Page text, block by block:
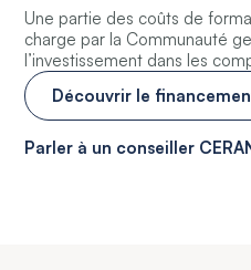
Une partie des coûts de
charge par la Communauté
l’investissement dans les
Découvrir le
Parler à un conseiller